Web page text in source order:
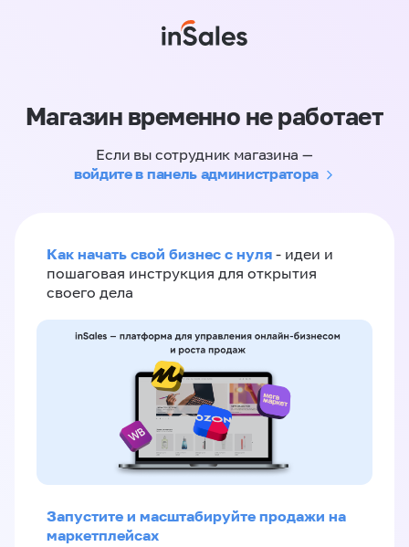
Магазин временно не работает
Если вы сотрудник магазина —
войдите в панель администратора
Как начать свой бизнес с нуля - идеи и
пошаговая инструкция для открытия
своего дела
Запустите и масштабируйте продажи на
маркетплейсах